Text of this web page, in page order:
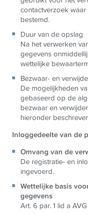
contactverzoek
bestemd.
Duur van de opslag
Na het verwerken
gegevens
wettelijke
Bezwaar- en
De mogelijkheden
gebaseerd op de
bezwaar en
hieronder
Inloggedeelte van de
Omvang van de
De registratie- en
ingevoerd.
Wettelijke basis
gegevens
Art. 6 par. 1 lid a